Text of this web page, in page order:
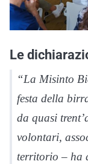
Le
“La Misinto
festa della
da quasi
volontari,
territorio – ha